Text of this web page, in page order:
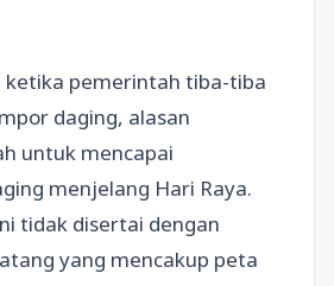
ketika pemerintah tiba-tiba
daging, alasan
untuk mencapai
menjelang Hari Raya.
tidak disertai dengan
yang mencakup peta